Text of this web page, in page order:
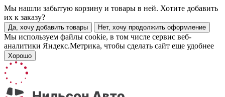
Мы нашли забытую корзину и товары в ней. Хотите добавить
их к заказу?
Да, хочу добавить товары Нет, хочу продолжить оформление
Мы используем файлы cookie, в том числе сервис веб-
аналитики Яндекс.Метрика, чтобы сделать сайт еще удобнее
Хорошо